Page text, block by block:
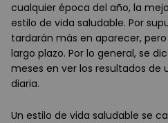
cualquier época del año, la
estilo de vida saludable. Por
tardarán más en aparecer,
largo plazo. Por lo general, se
meses en ver los resultados
diaria.
Un estilo de vida saludable se